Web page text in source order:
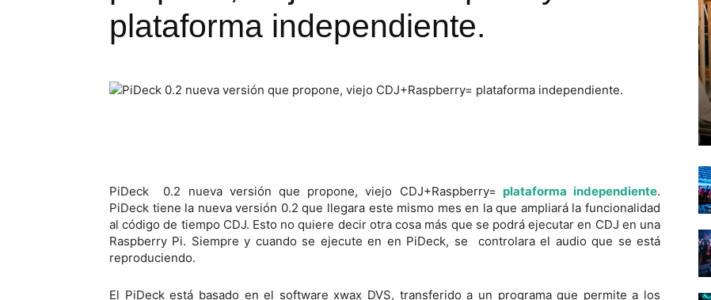
plataforma independiente.
PiDeck 0.2 nueva versión que propone, viejo CDJ+Raspberry= plataforma independiente.
PiDeck tiene la nueva versión 0.2 que llegara este mismo mes en la que ampliará la funcionalidad
al código de tiempo CDJ. Esto no quiere decir otra cosa más que se podrá ejecutar en CDJ en una
Raspberry Pi. Siempre y cuando se ejecute en en PiDeck, se controlara el audio que se está
reproduciendo.
El PiDeck está basado en el software xwax DVS, transferido a un programa que permite a los